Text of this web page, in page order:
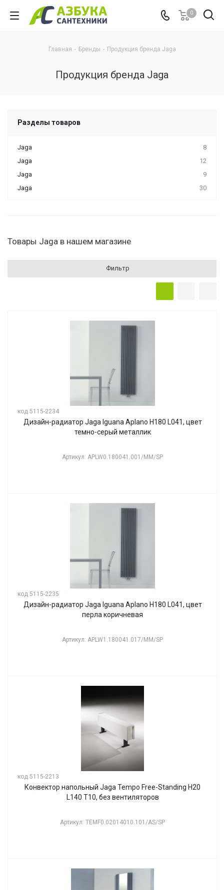
0
Главная - Бренды - Продукция бренда Jaga
Продукция бренда Jaga
Разделы товаров
Jaga
8
Jaga
12
Jaga
9
Jaga
30
Товары Jaga в нашем магазине
Фильтр
код 5115-2234
Дизайн-радиатор Jaga Iguana Aplano H180 L041, цвет
темно-серый металлик
Артикул: APLW0.180041.001/MM/SP
код 5115-2235
Дизайн-радиатор Jaga Iguana Aplano H180 L041, цвет
перла коричневая
Артикул: APLW1.180041.017/MM/SP
код 5115-2213
Конвектор напольный Jaga Tempo Free-Standing H20
L140 T10, без вентиляторов
Артикул: TEMF0.02014010.101/AS/SP